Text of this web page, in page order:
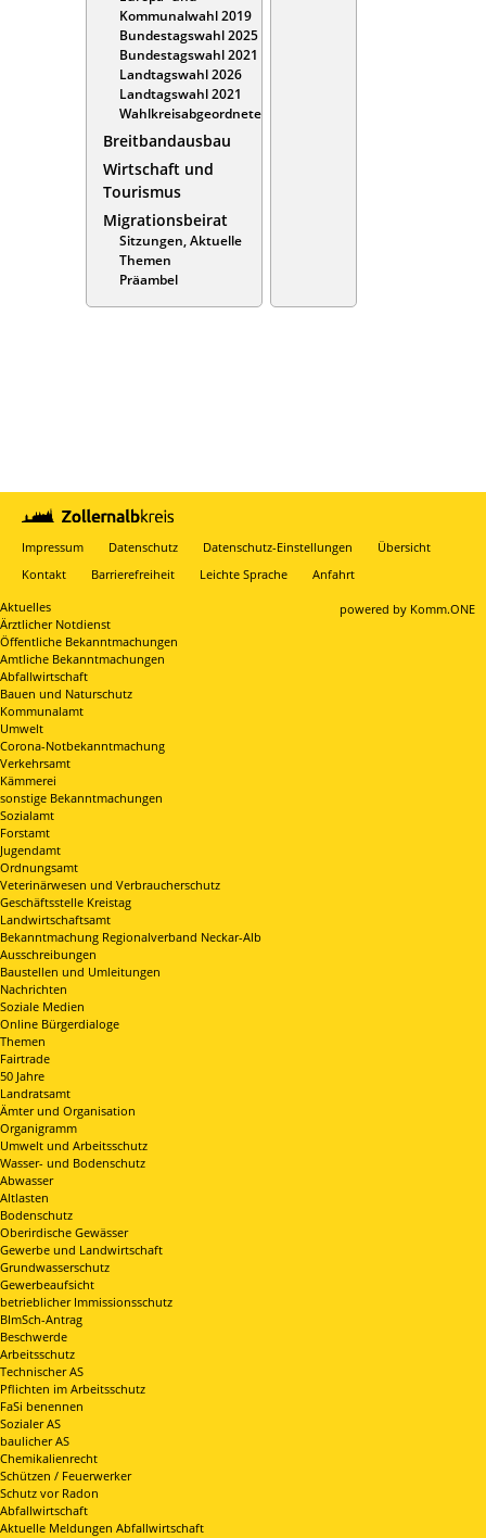
Kommunalwahl 2019
Bundestagswahl 2025
Bundestagswahl 2021
Landtagswahl 2026
Landtagswahl 2021
Wahlkreisabgeordnete
Breitbandausbau
Wirtschaft und
Tourismus
Migrationsbeirat
Sitzungen, Aktuelle
Themen
Präambel
Impressum Datenschutz Datenschutz-Einstellungen
Übersicht
Kontakt
Barrierefreiheit Leichte Sprache Anfahrt
powered by Komm.ONE
Aktuelles
Ärztlicher Notdienst
Öffentliche Bekanntmachungen
Amtliche Bekanntmachungen
Abfallwirtschaft
Bauen und Naturschutz
Kommunalamt
Umwelt
Corona-Notbekanntmachung
Verkehrsamt
Kämmerei
sonstige Bekanntmachungen
Sozialamt
Forstamt
Jugendamt
Ordnungsamt
Veterinärwesen und Verbraucherschutz
Geschäftsstelle Kreistag
Landwirtschaftsamt
Bekanntmachung Regionalverband Neckar-Alb
Ausschreibungen
Baustellen und Umleitungen
Nachrichten
Soziale Medien
Online Bürgerdialoge
Themen
Fairtrade
50 Jahre
Landratsamt
Ämter und Organisation
Organigramm
Umwelt und Arbeitsschutz
Wasser- und Bodenschutz
Abwasser
Altlasten
Bodenschutz
Oberirdische Gewässer
Gewerbe und Landwirtschaft
Grundwasserschutz
Gewerbeaufsicht
betrieblicher Immissionsschutz
BImSch-Antrag
Beschwerde
Arbeitsschutz
Technischer AS
Pflichten im Arbeitsschutz
FaSi benennen
Sozialer AS
baulicher AS
Chemikalienrecht
Schützen / Feuerwerker
Schutz vor Radon
Abfallwirtschaft
Aktuelle Meldungen Abfallwirtschaft